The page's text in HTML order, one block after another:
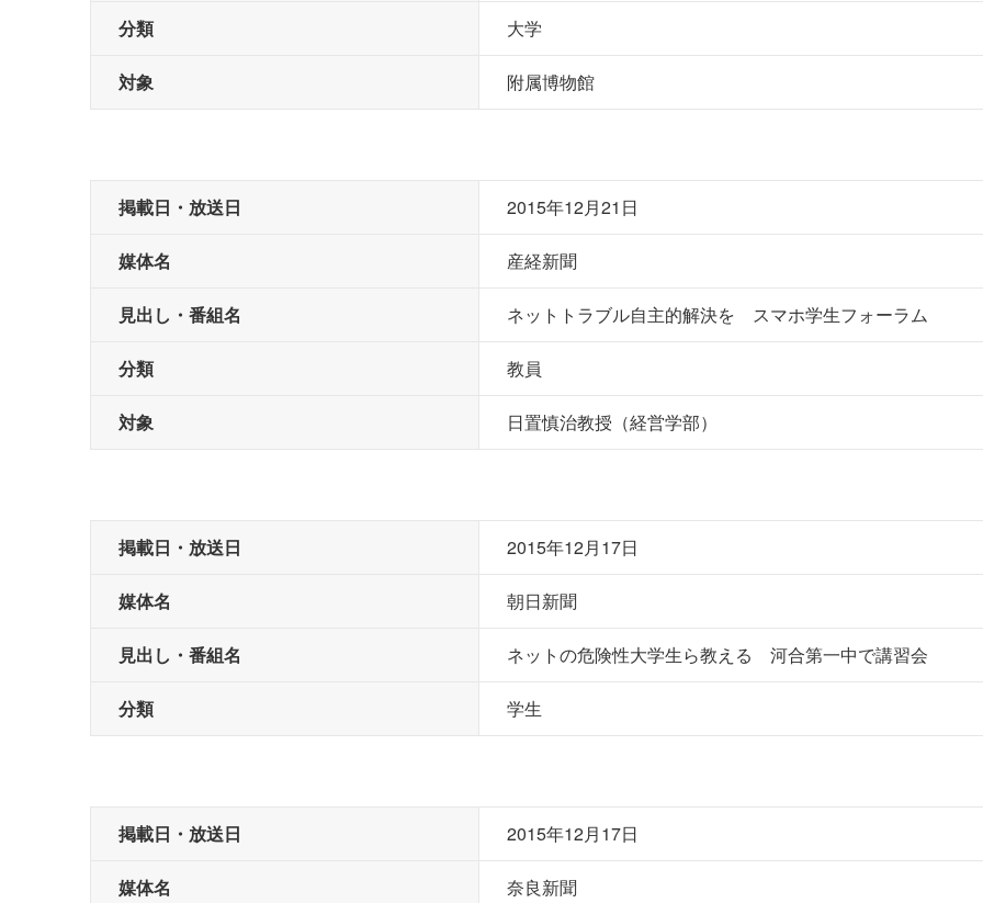
分類 大学
対象 附属博物館
掲載日・放送日 2015年12月21日
媒体名 産経新聞
見出し・番組名 ネットトラブル自主的解決を スマホ学生フォーラム
分類 教員
対象 日置慎治教授（経営学部）
掲載日・放送日 2015年12月17日
媒体名 朝日新聞
見出し・番組名 ネットの危険性大学生ら教える 河合第一中で講習会
分類 学生
掲載日・放送日 2015年12月17日
媒体名 奈良新聞